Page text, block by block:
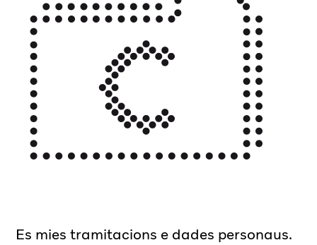
Es mies tramitacions e dades personaus.